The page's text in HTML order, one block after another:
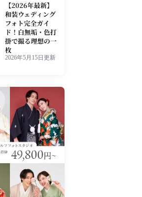
2026年5月15日更新
【2026年最新】
和装ウェディング
フォト完全ガイ
ド！白無垢・色打
掛で撮る理想の一
枚